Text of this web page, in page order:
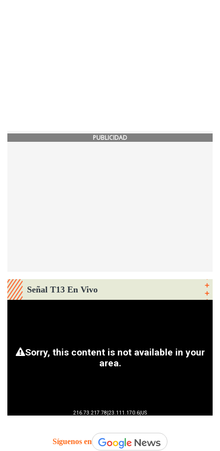
PUBLICIDAD
Señal T13 En Vivo
Síguenos en